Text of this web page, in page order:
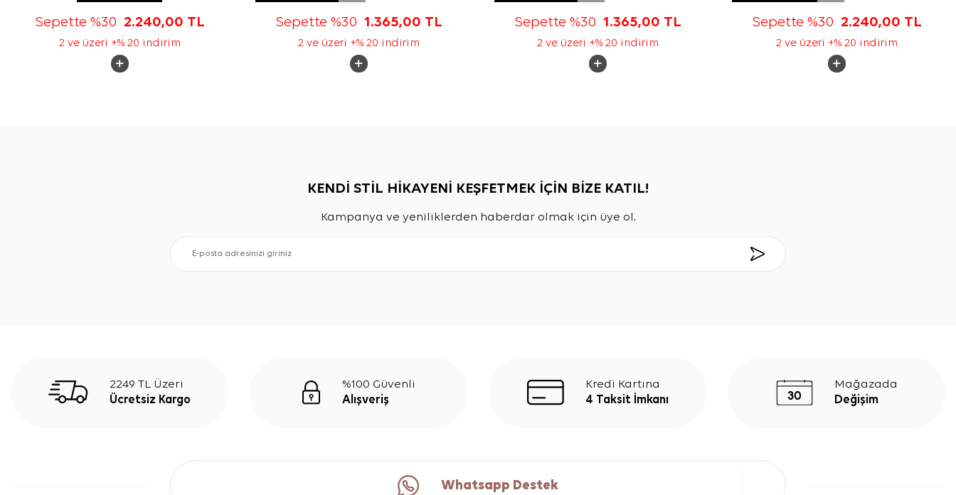
Sepette %30 2.240,00 TL
2 ve üzeri +% 20 indirim
Sepette %30 1.365,00 TL
2 ve üzeri +% 20 indirim
Sepette %30 1.365,00 TL
2 ve üzeri +% 20 indirim
Sepette %30 2.240,00 TL
2 ve üzeri +% 20 indirim
KENDİ STİL HİKAYENİ KEŞFETMEK İÇİN BİZE KATIL!
Kampanya ve yeniliklerden haberdar olmak için üye ol.
2249 TL Üzeri
Ücretsiz Kargo
%100 Güvenli
Alışveriş
Kredi Kartına
4 Taksit İmkanı
Mağazada
Değişim
Whatsapp Destek